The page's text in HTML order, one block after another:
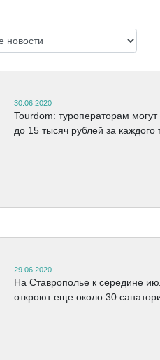
30.06.2020
Tourdom: туроператорам
до 15 тысяч рублей за каждого
29.06.2020
На Ставрополье к середине
откроют еще около 30